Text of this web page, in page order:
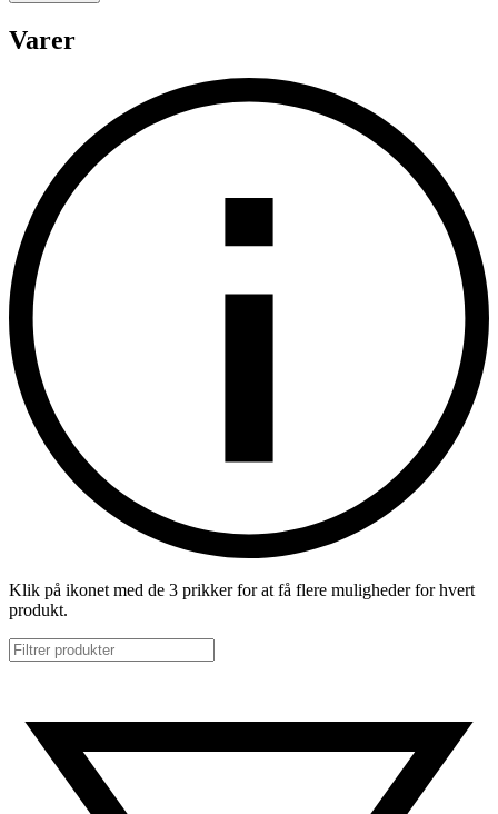
Varer
Klik på ikonet med de 3 prikker for at få flere muligheder for hvert
produkt.